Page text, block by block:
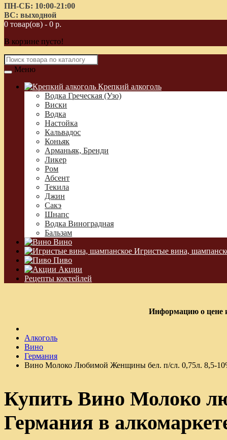
ПН-СБ: 10:00-21:00
ВС: выходной
0 товар(ов) - 0 р.
В корзине пусто!
Меню
Крепкий алкоголь
Водка Греческая (Узо)
Виски
Водка
Настойка
Кальвадос
Коньяк
Арманьяк, Бренди
Ликер
Ром
Абсент
Текила
Джин
Сакэ
Шнапс
Водка Виноградная
Бальзам
Вино
Игристые вина,
Пиво
Акции
Рецепты коктейлей
Информацию о цене
Алкоголь
Вино
Германия
Вино Молоко Любимой Женщины бел. п/сл. 0,75л. 8,5-
Купить Вино Молоко
Германия в